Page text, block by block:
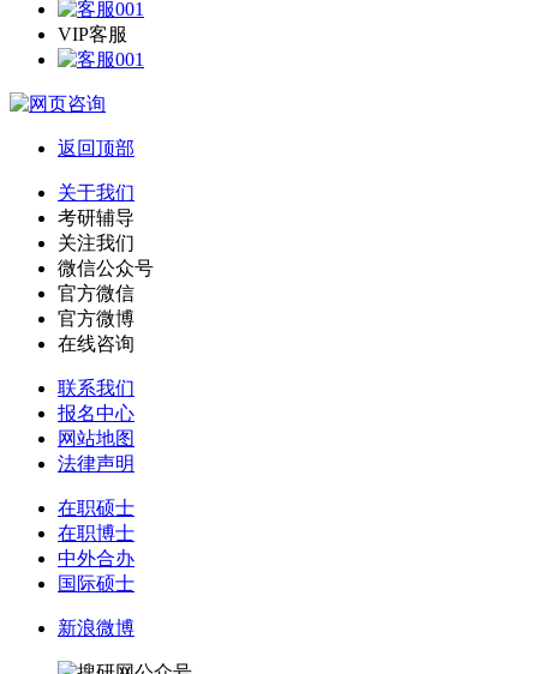
VIP客服
返回顶部
关于我们
考研辅导
关注我们
微信公众号
官方微信
官方微博
在线咨询
联系我们
报名中心
网站地图
法律声明
在职硕士
在职博士
中外合办
国际硕士
新浪微博